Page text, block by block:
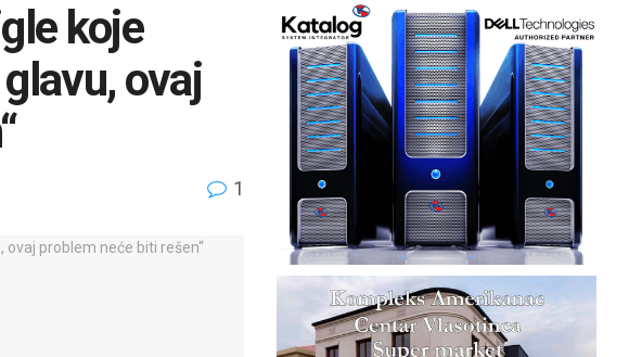
koje
ovaj
1